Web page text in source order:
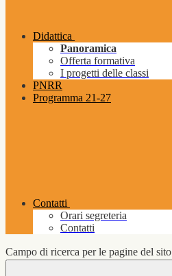
Didattica
Panoramica
Offerta formativa
I progetti delle classi
PNRR
Programma 21-27
Contatti
Orari segreteria
Contatti
Campo di ricerca per le pagine del sito